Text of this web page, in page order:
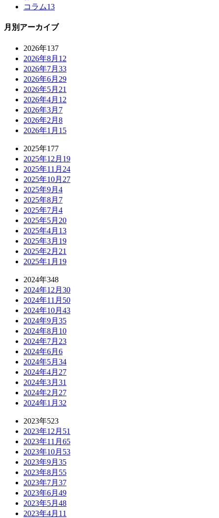
コラム13
月別アーカイブ
2026年137
2026年8月 12
2026年7月 33
2026年6月 29
2026年5月 21
2026年4月 12
2026年3月 7
2026年2月 8
2026年1月 15
2025年177
2025年12月 19
2025年11月 24
2025年10月 27
2025年9月 4
2025年8月 7
2025年7月 4
2025年5月 20
2025年4月 13
2025年3月 19
2025年2月 21
2025年1月 19
2024年348
2024年12月 30
2024年11月 50
2024年10月 43
2024年9月 35
2024年8月 10
2024年7月 23
2024年6月 6
2024年5月 34
2024年4月 27
2024年3月 31
2024年2月 27
2024年1月 32
2023年523
2023年12月 51
2023年11月 65
2023年10月 53
2023年9月 35
2023年8月 55
2023年7月 37
2023年6月 49
2023年5月 48
2023年4月 11